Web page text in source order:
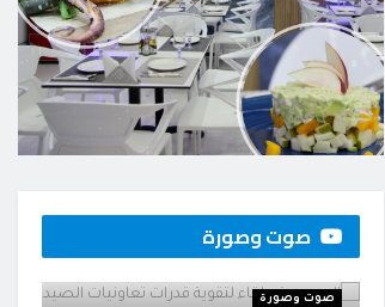
رياضة
وجوه جديدة في لائحة
BY هيئة التحرير 8 أغسطس، 2026
صوت وصورة
صوت وصورة